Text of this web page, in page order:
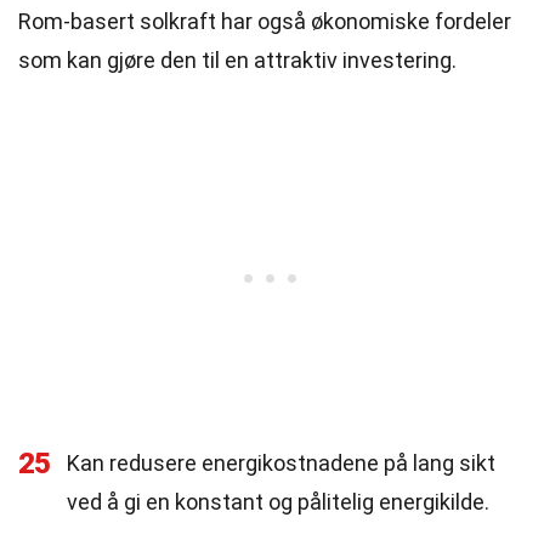
Rom-basert solkraft har også økonomiske fordeler
som kan gjøre den til en attraktiv investering.
25
Kan redusere energikostnadene på lang sikt
ved å gi en konstant og pålitelig energikilde.